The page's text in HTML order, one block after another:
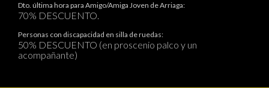
Dto. última hora para Amigo/Amiga Joven de Arriaga:
70% DESCUENTO.
Personas con discapacidad en silla de ruedas:
50% DESCUENTO (en proscenio palco y un
acompañante)